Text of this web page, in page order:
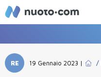
RE 19 Gennaio 2023 | /